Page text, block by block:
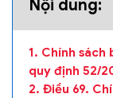
Nội dung:
1. Chính
quy định 52/
2. Điều 69.